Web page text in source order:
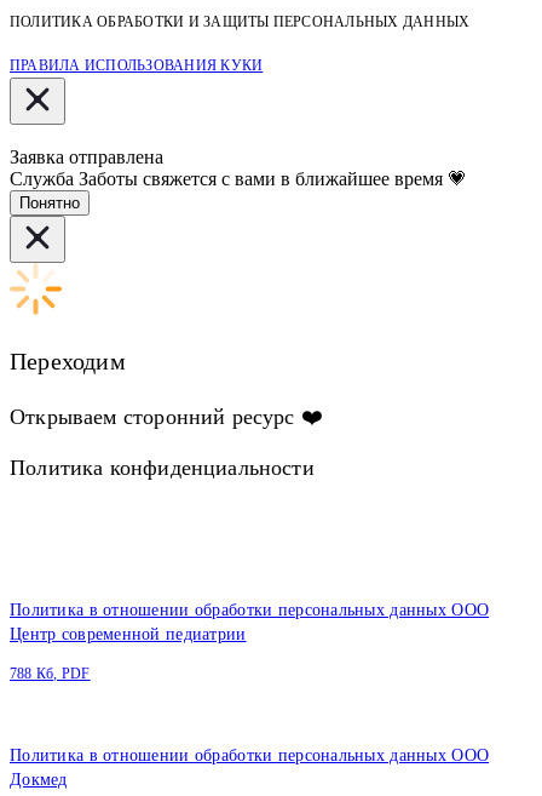
ПОЛИТИКА ОБРАБОТКИ И ЗАЩИТЫ ПЕРСОНАЛЬНЫХ ДАННЫХ
ПРАВИЛА ИСПОЛЬЗОВАНИЯ КУКИ
Заявка отправлена
Служба Заботы свяжется с вами в ближайшее время 💗
Понятно
Переходим
Открываем сторонний ресурс ❤️
Политика конфиденциальности
Политика в отношении обработки персональных данных ООО
Центр современной педиатрии
788 Кб, PDF
Политика в отношении обработки персональных данных ООО
Докмед